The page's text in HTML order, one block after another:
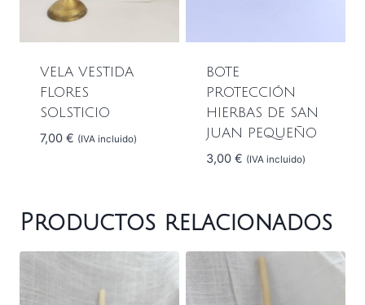
VELA VESTIDA
FLORES
SOLSTICIO
7,00 € (IVA incluido)
BOTE
PROTECCIÓN
HIERBAS DE SAN
JUAN PEQUEÑO
3,00 € (IVA incluido)
Productos relacionados